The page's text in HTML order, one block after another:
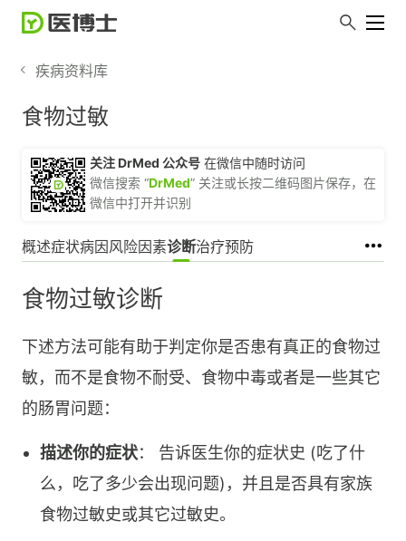
疾病资料库
食物过敏
关注 DrMed 公众号 在微信中随时访问
微信搜索 “DrMed” 关注或长按二维码图片保存，在
微信中打开并识别
概述症状病因风险因素诊断治疗预防
食物过敏诊断
下述方法可能有助于判定你是否患有真正的食物过
敏，而不是食物不耐受、食物中毒或者是一些其它
的肠胃问题：
描述你的症状： 告诉医生你的症状史 (吃了什
么，吃了多少会出现问题)，并且是否具有家族
食物过敏史或其它过敏史。